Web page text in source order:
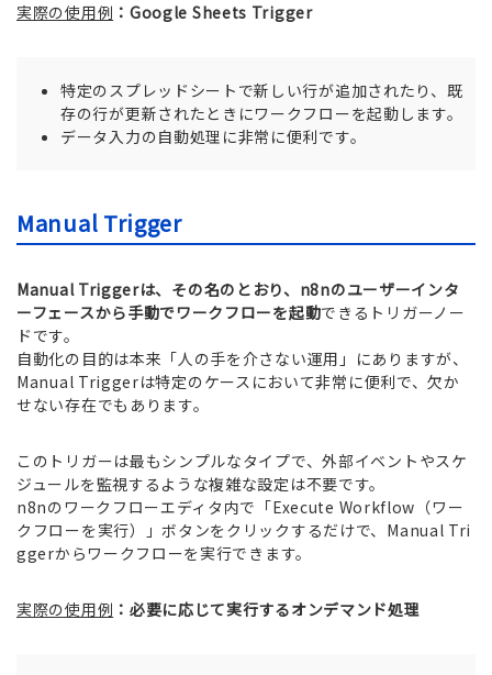
実際の使用例 ：Google Sheets Trigger
特定のスプレッドシートで新しい行が追加されたり、既
存の行が更新されたときにワークフローを起動します。
データ入力の自動処理に非常に便利です。
Manual Trigger
Manual Triggerは、その名のとおり、n8nのユーザーインタ
ーフェースから手動でワークフローを起動できるトリガーノー
ドです。
自動化の目的は本来「人の手を介さない運用」にありますが、
Manual Triggerは特定のケースにおいて非常に便利で、欠か
せない存在でもあります。
このトリガーは最もシンプルなタイプで、外部イベントやスケ
ジュールを監視するような複雑な設定は不要です。
n8nのワークフローエディタ内で「Execute Workflow（ワー
クフローを実行）」ボタンをクリックするだけで、Manual Tri
ggerからワークフローを実行できます。
実際の使用例 ：必要に応じて実行するオンデマンド処理